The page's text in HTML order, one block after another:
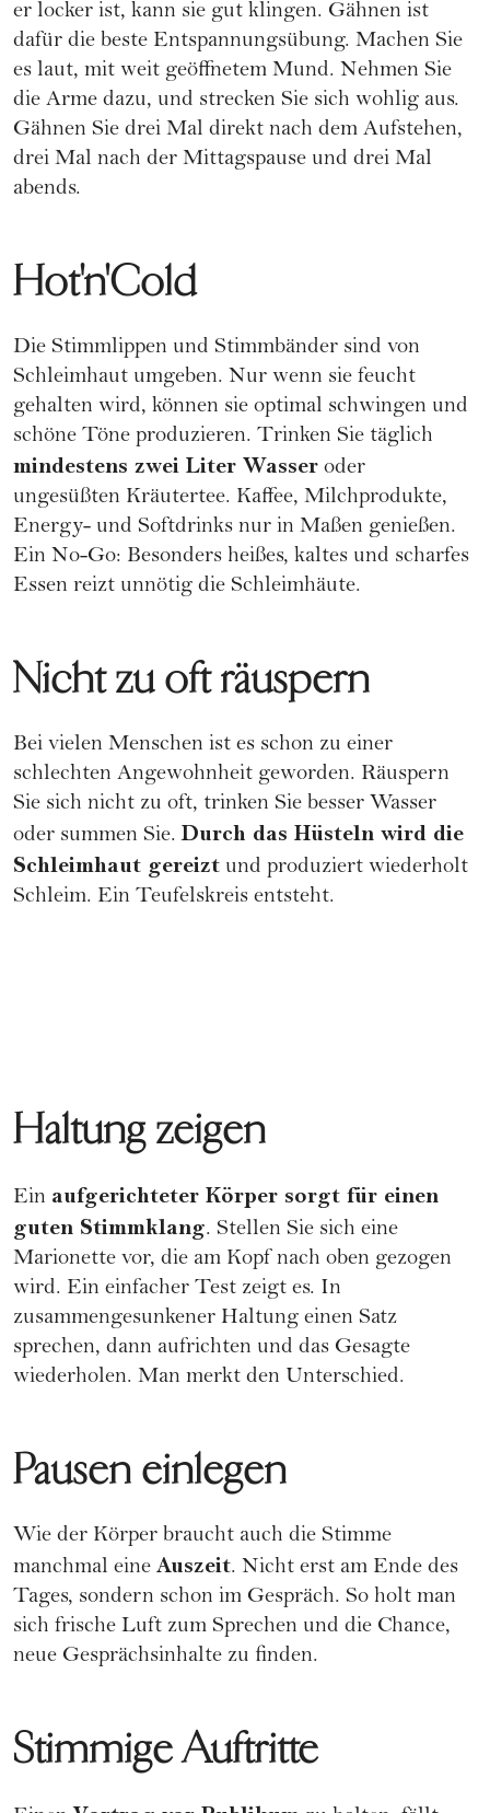
er locker ist, kann sie gut klingen. Gähnen ist
dafür die beste Entspannungsübung. Machen Sie
es laut, mit weit geöffnetem Mund. Nehmen Sie
die Arme dazu, und strecken Sie sich wohlig aus.
Gähnen Sie drei Mal direkt nach dem Aufstehen,
drei Mal nach der Mittagspause und drei Mal
abends.
Hot'n'Cold
Die Stimmlippen und Stimmbänder sind von
Schleimhaut umgeben. Nur wenn sie feucht
gehalten wird, können sie optimal schwingen und
schöne Töne produzieren. Trinken Sie täglich
mindestens zwei Liter Wasser oder
ungesüßten Kräutertee. Kaffee, Milchprodukte,
Energy- und Softdrinks nur in Maßen genießen.
Ein No-Go: Besonders heißes, kaltes und scharfes
Essen reizt unnötig die Schleimhäute.
Nicht zu oft räuspern
Bei vielen Menschen ist es schon zu einer
schlechten Angewohnheit geworden. Räuspern
Sie sich nicht zu oft, trinken Sie besser Wasser
oder summen Sie.Durch das Hüsteln wird die
Schleimhaut gereizt und produziert wiederholt
Schleim. Ein Teufelskreis entsteht.
Haltung zeigen
Ein aufgerichteter Körper sorgt für einen
guten Stimmklang. Stellen Sie sich eine
Marionette vor, die am Kopf nach oben gezogen
wird. Ein einfacher Test zeigt es. In
zusammengesunkener Haltung einen Satz
sprechen, dann aufrichten und das Gesagte
wiederholen. Man merkt den Unterschied.
Pausen einlegen
Wie der Körper braucht auch die Stimme
manchmal eine Auszeit. Nicht erst am Ende des
Tages, sondern schon im Gespräch. So holt man
sich frische Luft zum Sprechen und die Chance,
neue Gesprächsinhalte zu finden.
Stimmige Auftritte